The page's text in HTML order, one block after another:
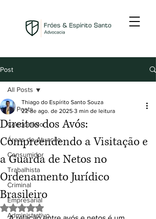
Post
All Posts
Condomínio
Áreas de Atuação
Consumidor
Trabalhista
Criminal
Empresarial
Administrativo
All Posts
Direitos dos Avós:
Compreendendo a Visitação e
a Guarda de Netos no
Ordenamento Jurídico
Brasileiro
Thiago do Espírito Santo Souza
22 de ago. de 2025 3 min de leitura
Avaliado com NaN de 5 estrelas.